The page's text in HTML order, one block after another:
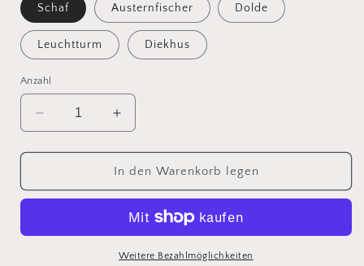
Schaf Austernfischer Dolde
Leuchtturm Diekhus
Anzahl
Verringere
die
Menge
A-
Nr:
Erhöhe
die
Menge
für
A-
Nr:
14016
In den Warenkorb legen
Weitere Bezahlmöglichkeiten